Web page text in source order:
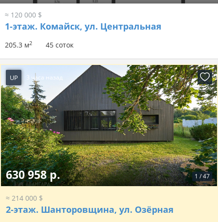
≈ 120 000 $
1-этаж. Комайск, ул. Центральная
205.3 м2 45 соток
UP 3 часа назад
1 /47
630 958 р.
≈ 214 000 $
2-этаж. Шанторовщина, ул. Озёрная